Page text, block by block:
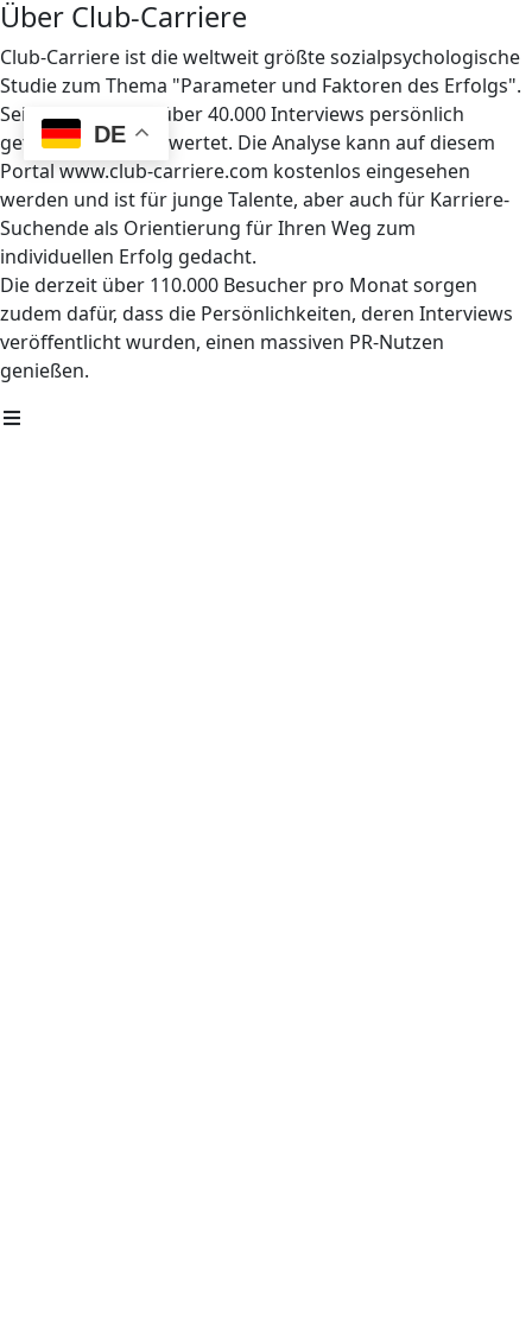
DE
Über Club-Carriere
Club-Carriere ist die weltweit größte sozialpsychologische
Studie zum Thema "Parameter und Faktoren des Erfolgs".
Seit 1997 wurden über 40.000 Interviews persönlich
geführt und ausgewertet. Die Analyse kann auf diesem
Portal www.club-carriere.com kostenlos eingesehen
werden und ist für junge Talente, aber auch für Karriere-
Suchende als Orientierung für Ihren Weg zum
individuellen Erfolg gedacht.
Die derzeit über 110.000 Besucher pro Monat sorgen
zudem dafür, dass die Persönlichkeiten, deren Interviews
veröffentlicht wurden, einen massiven PR-Nutzen
genießen.